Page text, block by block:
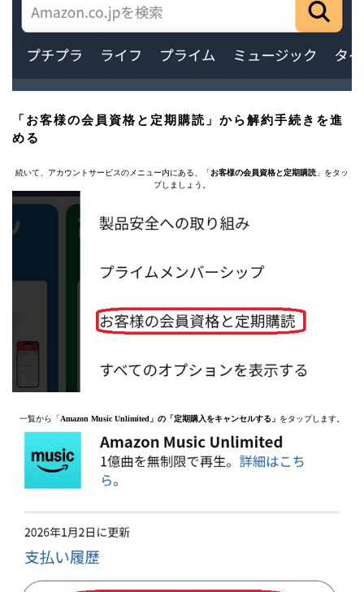
「お客様の会員資格と定期購読」から解約手続きを進
める
続いて、アカウントサービスのメニュー内にある、「お客様の会員資格と定期購読 」をタッ
プしましょう。
一覧から「Amazon Music Unlimited」の「定期購入をキャンセルする」 をタップします。